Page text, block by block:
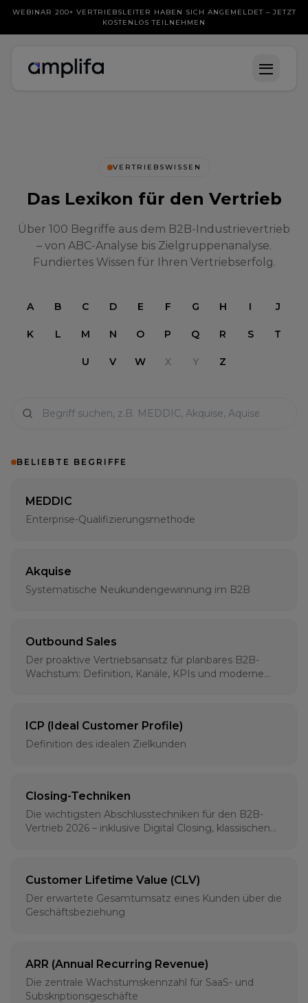
WEBINAR 200+ VERTRIEBSLEITER HABEN SICH ANGEMELDET – JETZT
KOSTENLOS TEILNEHMEN
VERTRIEBSWISSEN
Das Lexikon für den Vertrieb
Über 100 Begriffe aus dem B2B-Industrievertrieb
– von ABC-Analyse bis Zielgruppenanalyse.
Fundiertes Wissen für Ihren Vertriebserfolg.
A B C D E F G H I J
K L M N O P Q R S T
U V W X Y Z
BELIEBTE BEGRIFFE
MEDDIC
Enterprise-Qualifizierungsmethode
Akquise
Systematische Neukundengewinnung im B2B
Outbound Sales
Der proaktive Vertriebsansatz für planbares B2B-
Wachstum: Definition, Kanäle, KPIs und moderne
ICP (Ideal Customer Profile)
Definition des idealen Zielkunden
Closing-Techniken
Die wichtigsten Abschlusstechniken für den B2B-
Vertrieb 2026 – inklusive Digital Closing, klassischen
Customer Lifetime Value (CLV)
Der erwartete Gesamtumsatz eines Kunden über die
Geschäftsbeziehung
ARR (Annual Recurring Revenue)
Die zentrale Wachstumskennzahl für SaaS- und
Subskriptionsgeschäfte